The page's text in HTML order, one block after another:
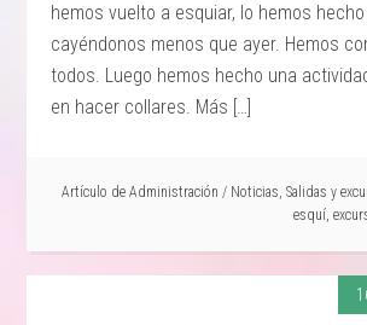
hemos vuelto a esquiar, lo hemos hecho
cayéndonos menos que ayer. Hemos
todos. Luego hemos hecho una
en hacer collares. Más […]
Artículo de Administración / Noticias, Salidas y
esquí,